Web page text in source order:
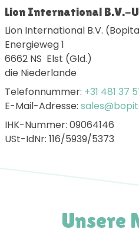
Lion International B.V.-
Lion International B.V.
Energieweg 1
6662 NS Elst (Gld.)
die Niederlande
Telefonnummer: +31 481 37
E-Mail-Adresse:
IHK-Nummer: 09064146
USt-IdNr: 116/5939/5373
Unsere